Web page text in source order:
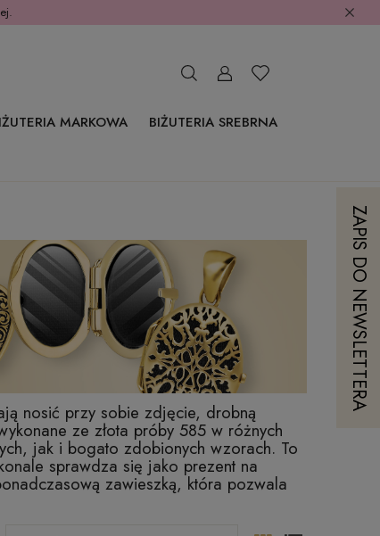
MARKOWA
BIŻUTERIA SREBRNA
nosić przy sobie zdjęcie, drobną
ze złota próby 585 w różnych
jak i bogato zdobionych wzorach. To
sprawdza się jako prezent na
zawieszką, która pozwala
ZAPIS DO NEWSLETTERA